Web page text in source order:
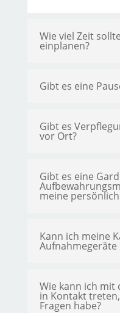
Wie viel Zeit
einplanen?
Gibt es eine
Gibt es
vor Ort?
Gibt es eine
meine
Kann ich meine
Wie kann ich mit
in Kontakt
Fragen habe?